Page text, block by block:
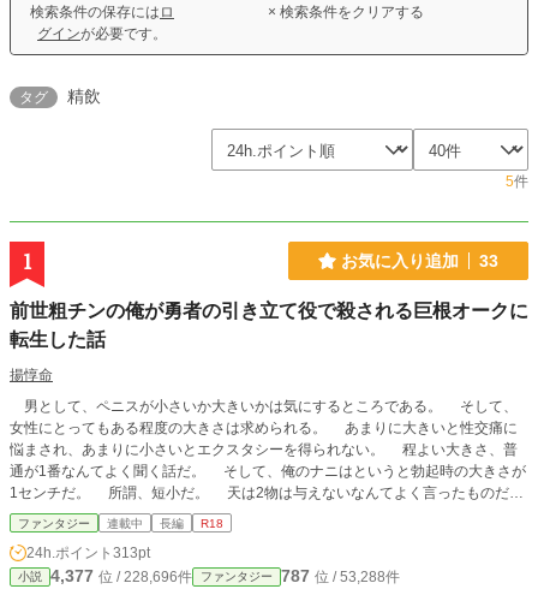
検索条件の保存には ロ
グインが必要です。
× 検索条件をクリアする
タグ 精飲
5件
1 お気に入り追加 33
前世粗チンの俺が勇者の引き立て役で殺される巨根オークに
転生した話
揚惇命
男として、ペニスが小さいか大きいかは気にするところである。 そして、
女性にとってもある程度の大きさは求められる。 あまりに大きいと性交痛に
悩まされ、あまりに小さいとエクスタシーを得られない。 程よい大きさ、普
通が1番なんてよく聞く話だ。 そして、俺のナニはというと勃起時の大きさが
1センチだ。 所謂、短小だ。 天は2物は与えないなんてよく言ったものだと
思う。 「キャァ、カッコいい〜」 この黄色い声援は俺に対してだ。 だが、
この後俺が彼女をエッチに誘ってもワンナイトはできる。 しかし、その先は
無い。 今までがそうだった。 ゆえに、俺は素人ではなくプロの元へ通って
いる。 所謂、風俗通いという奴だ。 または、自力で処理する。 その際、
ファンタジー 連載中 長編 R18
24h.ポイント 313pt
小説 4,377 位 / 228,696件 ファンタジー 787 位 / 53,288件